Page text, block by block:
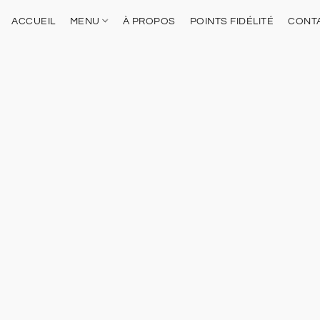
ACCUEIL MENU À PROPOS POINTS FIDÉLITÉ